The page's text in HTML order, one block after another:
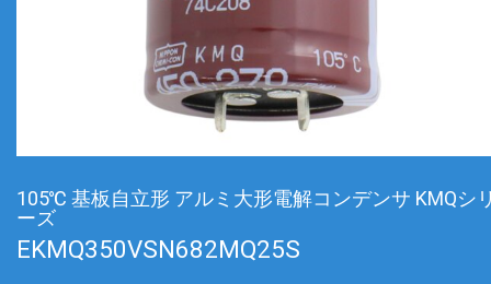
105℃ 基板自立形 アルミ大形電解コンデンサ KMQシ
ーズ
EKMQ350VSN682MQ25S